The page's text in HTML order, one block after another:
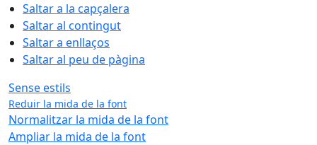
Saltar a la capçalera
Saltar al contingut
Saltar a enllaços
Saltar al peu de pàgina
Sense estils
Reduir la mida de la font
Normalitzar la mida de la font
Ampliar la mida de la font